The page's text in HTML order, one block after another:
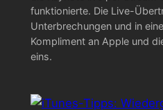
funktionierte. Die Live-
Unterbrechungen und in
Kompliment an Apple und
eins.